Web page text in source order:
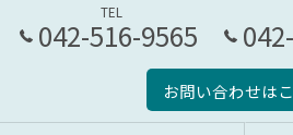
TEL
042-516-9565
お問い合わせは